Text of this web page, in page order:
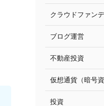
クラウドファン
ブログ運営
不動産投資
仮想通貨（暗号資
投資